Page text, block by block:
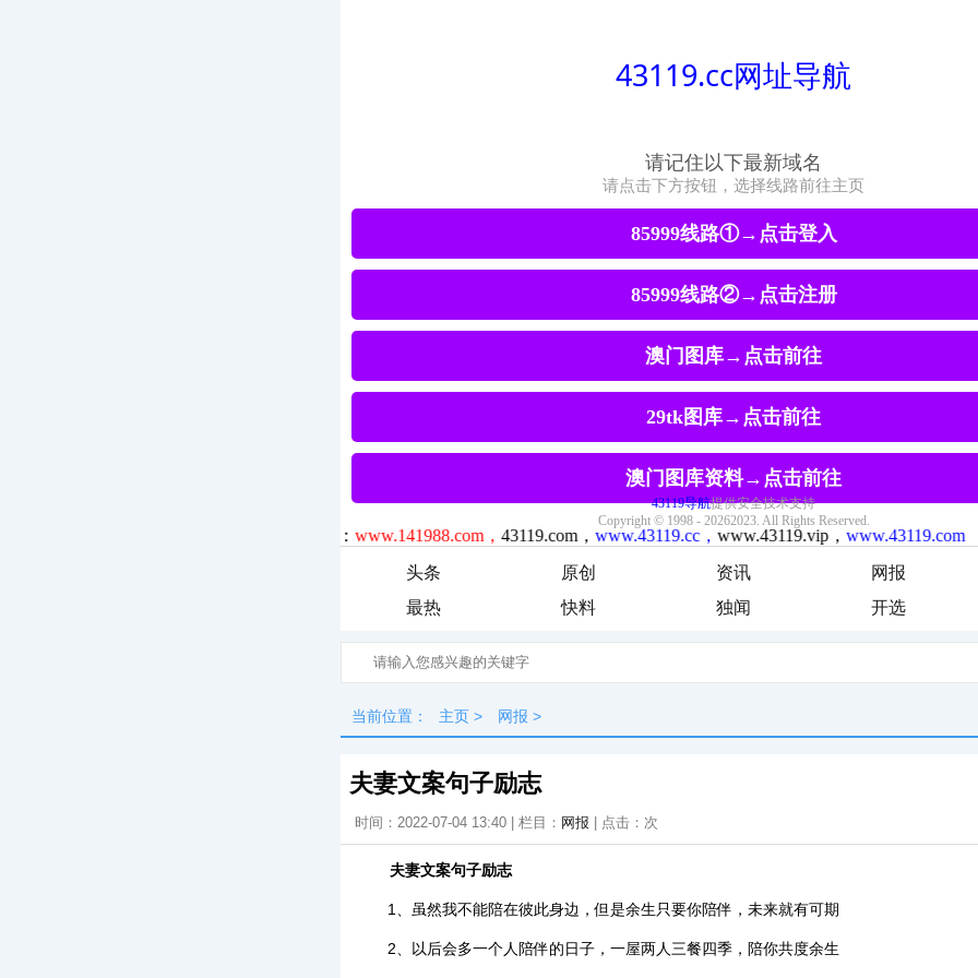
头条 原创 资讯
网报
最热
快料 独闻 开选
当前位置： 主页 > 网报 >
夫妻文案句子励志
时间：2022-07-04 13:40 | 栏目： 网报 | 点击： 次
夫妻文案句子励志
1、虽然我不能陪在彼此身边，但是余生只要你陪伴，未来就有可期
2、以后会多一个人陪伴的日子，一屋两人三餐四季，陪你共度余生